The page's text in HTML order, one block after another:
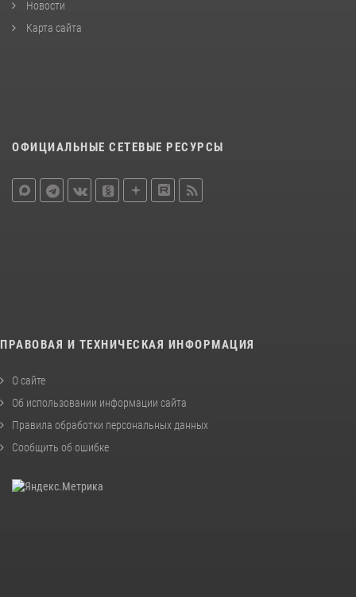
Новости
Карта сайта
ОФИЦИАЛЬНЫЕ СЕТЕВЫЕ РЕСУРСЫ
ПРАВОВАЯ И ТЕХНИЧЕСКАЯ ИНФОРМАЦИЯ
О сайте
Об использовании информации сайта
Правила обработки персональных данных
Сообщить об ошибке